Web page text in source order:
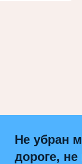
Не убран
дороге,